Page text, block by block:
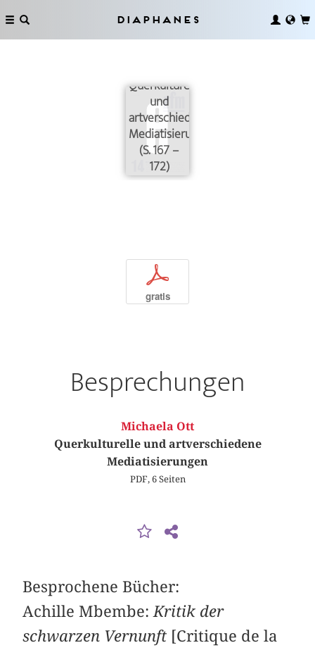
Diaphanes
Querkulturelle
und
artverschiedene
Mediatisierungen
(S. 167 –
172)
p
gratis
Besprechungen
Michaela Ott
Querkulturelle und artverschiedene
Mediatisierungen
PDF, 6 Seiten
Besprochene Bücher:
Achille Mbembe: Kritik der
schwarzen Vernunft [Critique de la